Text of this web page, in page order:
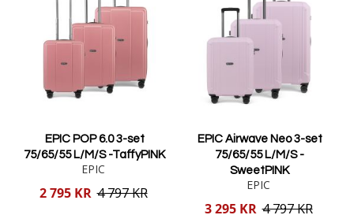
EPIC POP 6.0 3-set
75/65/55 L/M/S -TaffyPINK
EPIC
Reducerat
2 795 KR 4 797 KR
EPIC Airwave Neo 3-set
75/65/55 L/M/S -
SweetPINK
EPIC
Reducerat
3 295 KR 4 797 KR